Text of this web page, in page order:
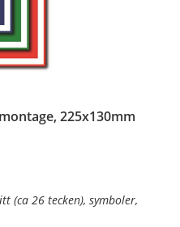
225x130mm
(ca 26 tecken), symboler,